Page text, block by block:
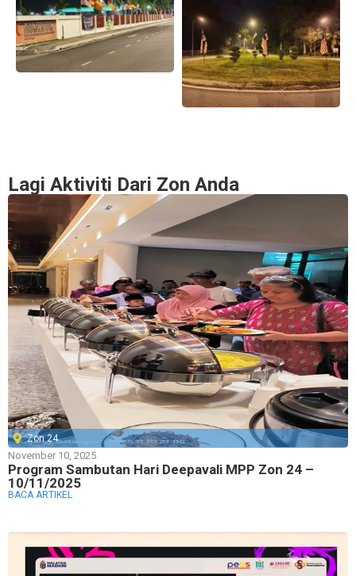
Lagi Aktiviti Dari Zon Anda
Zon 24
November 10, 2025
Program Sambutan Hari Deepavali MPP Zon 24 –
10/11/2025
BACA ARTIKEL